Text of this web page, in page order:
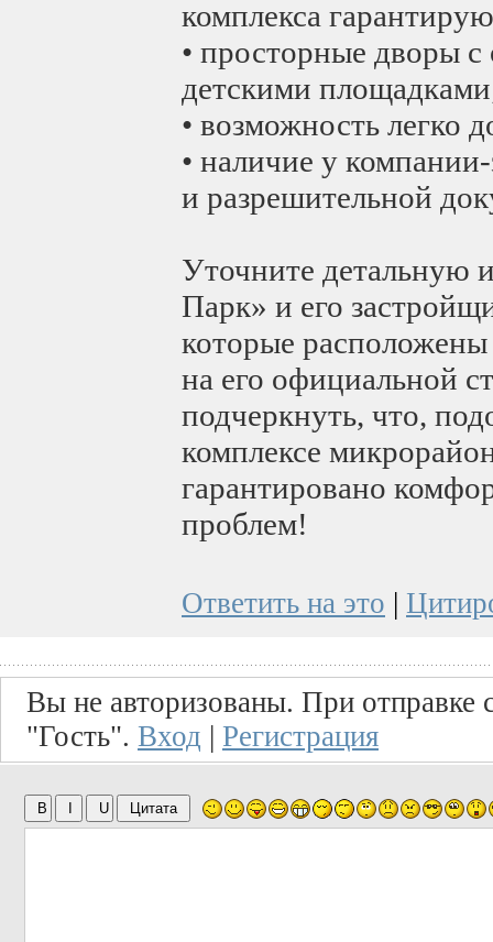
комплекса
• просторные дворы
детскими
• возможность легко
• наличие у
и разрешительной
Уточните детальную
Парк» и его
которые расположены
на его официальной
подчеркнуть, что,
комплексе
гарантировано
проблем!
Ответить на это |
Вы не авторизованы. При отправке
"Гость". Вход | Регистрация